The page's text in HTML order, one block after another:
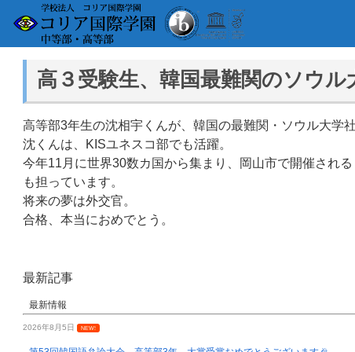
高３受験生、韓国最難関のソウル
高等部3年生の沈相宇くんが、韓国の最難関・ソウル大学
沈くんは、KISユネスコ部でも活躍。
今年11月に世界30数カ国から集まり、岡山市で開催され
も担っています。
将来の夢は外交官。
合格、本当におめでとう。
最新記事
最新情報
2026年8月5日 NEW!